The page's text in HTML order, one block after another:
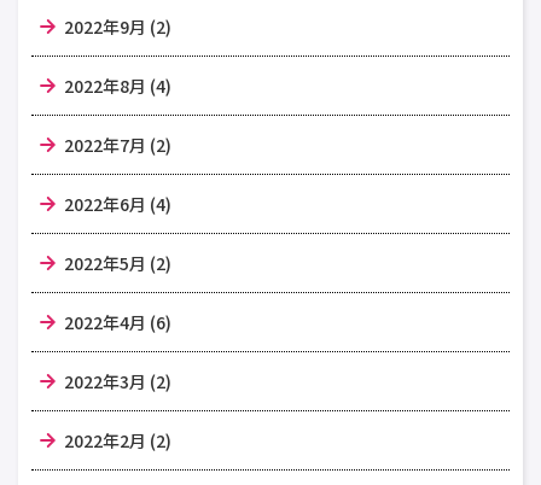
2022年9月 (2)
2022年8月 (4)
2022年7月 (2)
2022年6月 (4)
2022年5月 (2)
2022年4月 (6)
2022年3月 (2)
2022年2月 (2)